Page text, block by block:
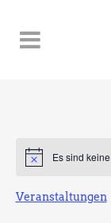
HinweisEs sind
Veranstaltungen